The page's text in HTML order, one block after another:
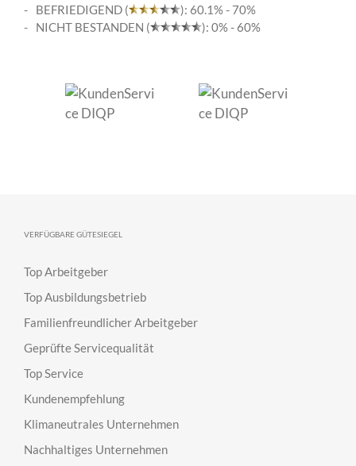
BEFRIEDIGEND (
): 60.1% - 70%
NICHT BESTANDEN (
): 0% - 60%
VERFÜGBARE GÜTESIEGEL
Top Arbeitgeber
Top Ausbildungsbetrieb
Familienfreundlicher Arbeitgeber
Geprüfte Servicequalität
Top Service
Kundenempfehlung
Klimaneutrales Unternehmen
Nachhaltiges Unternehmen